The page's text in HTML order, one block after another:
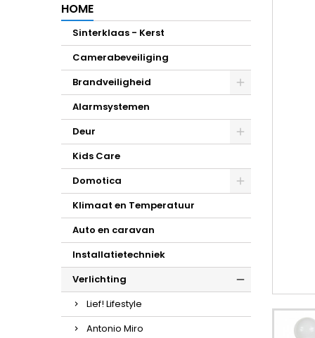
HOME
Sinterklaas - Kerst
Camerabeveiliging
Brandveiligheid
Alarmsystemen
Deur
Kids Care
Domotica
Klimaat en Temperatuur
Auto en caravan
Installatietechniek
Verlichting
Lief! Lifestyle
Antonio Miro